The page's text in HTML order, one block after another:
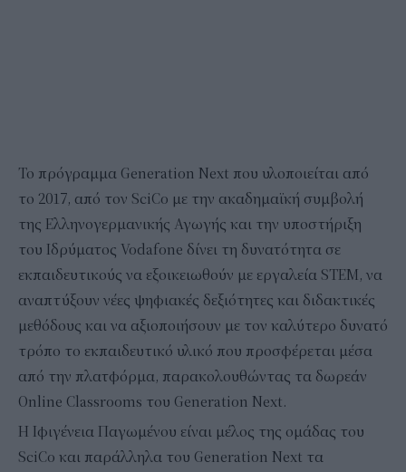
Το πρόγραμμα Generation Next που υλοποιείται από
το 2017, από τον SciCo με την ακαδημαϊκή συμβολή
της Ελληνογερμανικής Αγωγής και την υποστήριξη
του Ιδρύματος Vodafone δίνει τη δυνατότητα σε
εκπαιδευτικούς να εξοικειωθούν με εργαλεία STEM, να
αναπτύξουν νέες ψηφιακές δεξιότητες και διδακτικές
μεθόδους και να αξιοποιήσουν με τον καλύτερο δυνατό
τρόπο το εκπαιδευτικό υλικό που προσφέρεται μέσα
από την πλατφόρμα, παρακολουθώντας τα δωρεάν
Online Classrooms του Generation Next.
Η Ιφιγένεια Παγωμένου είναι μέλος της ομάδας του
SciCo και παράλληλα του Generation Next τα